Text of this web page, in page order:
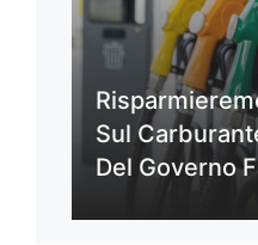
Sul
Del Governo